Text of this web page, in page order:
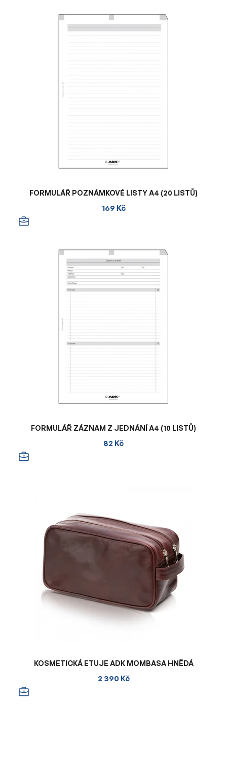
FORMULÁŘ POZNÁMKOVÉ LISTY A4 (20 LISTŮ)
169 Kč
FORMULÁŘ ZÁZNAM Z JEDNÁNÍ A4 (10 LISTŮ)
82 Kč
KOSMETICKÁ ETUJE ADK MOMBASA HNĚDÁ
2 390 Kč